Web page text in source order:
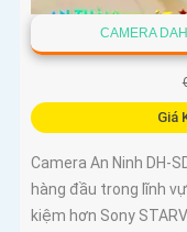
CAMERA
Giá
Camera An Ninh DH-
hàng đầu trong lĩnh
kiệm hơn Sony